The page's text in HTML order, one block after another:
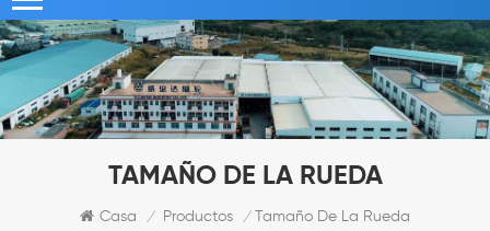
TAMAÑO DE LA RUEDA
Casa / Productos / Tamaño De La Rueda